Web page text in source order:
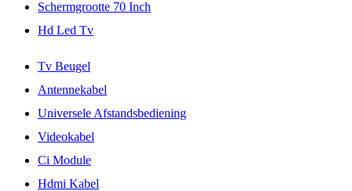
Schermgrootte 70 Inch
Hd Led Tv
Tv Beugel
Antennekabel
Universele Afstandsbediening
Videokabel
Ci Module
Hdmi Kabel